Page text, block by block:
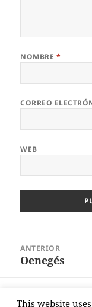
NOMBRE *
CORREO
WEB
entradas
ANTERIOR
Entrada
Oenegés
This website